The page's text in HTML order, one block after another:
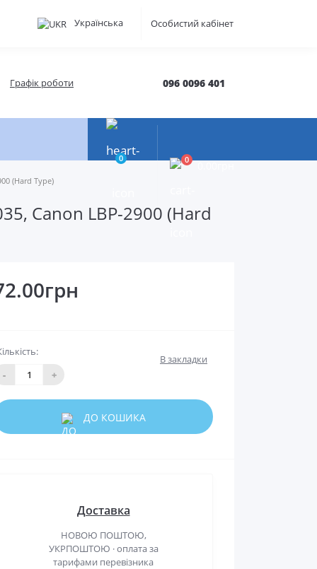
Українська Особистий кабінет
Графік роботи 096 0096 401
0 0
(Hard Type)
Canon LBP-2900 (Hard
-
+
В закладки
ДО КОШИКА
Доставка
НОВОЮ ПОШТОЮ,
УКРПОШТОЮ · оплата за
тарифами перевізника